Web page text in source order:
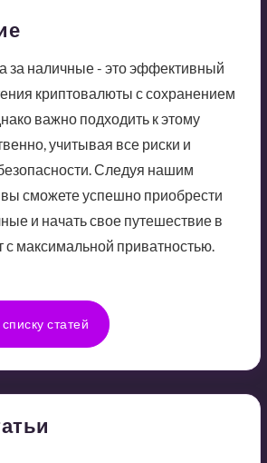
за наличные - это эффективный
криптовалюты с сохранением
важно подходить к этому
учитывая все риски и
Следуя нашим
сможете успешно приобрести
и начать свое путешествие в
с максимальной приватностью.
статей